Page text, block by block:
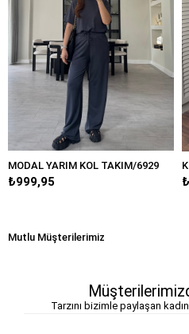
TAKIM/6929 KRİNKIL CEKET
Mutlu Müşterilerimiz
Tarzını bizimle paylaşan